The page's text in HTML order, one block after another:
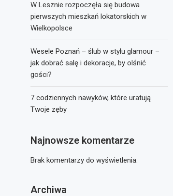
W Lesznie rozpoczęła się budowa
pierwszych mieszkań lokatorskich w
Wielkopolsce
Wesele Poznań – ślub w stylu glamour –
jak dobrać salę i dekoracje, by olśnić
gości?
7 codziennych nawyków, które uratują
Twoje zęby
Najnowsze komentarze
Brak komentarzy do wyświetlenia.
Archiwa